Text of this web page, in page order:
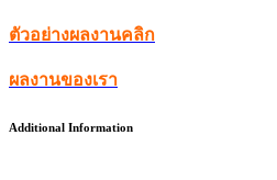
ตัวอย่างผลงานคลิก
ผลงานของเรา
Additional Information